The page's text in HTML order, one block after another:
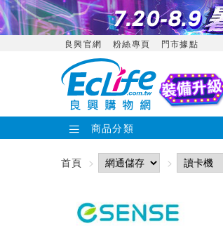
良興官網 粉絲專頁 門市據點
商品分類
首頁